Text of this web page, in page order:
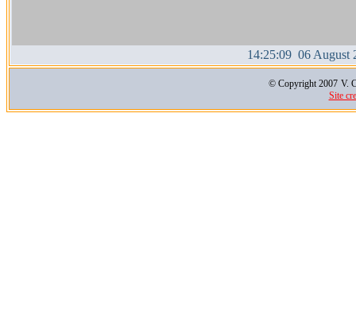
14:25:09 06 August
© Copyright 2007 V.
Site